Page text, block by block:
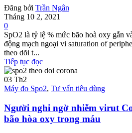
Đăng bởi Trần Ngân
Tháng 10 2, 2021
0
SpO2 là tỷ lệ % mức bão hoà oxy gắn
động mạch ngoại vi saturation of
theo dõi t...
Tiếp tục đọc
03 Th2
Máy đo Spo2, Tư vấn tiêu dùng
Người nghi ngờ nhiễm virut
bão hòa oxy trong máu